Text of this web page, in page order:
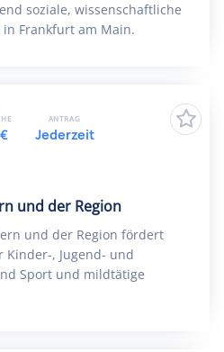
soziale, wissenschaftliche
Frankfurt am Main.
und der Region
und der Region fördert
Kinder-, Jugend- und
Sport und mildtätige
ANTRAG
Jederzeit